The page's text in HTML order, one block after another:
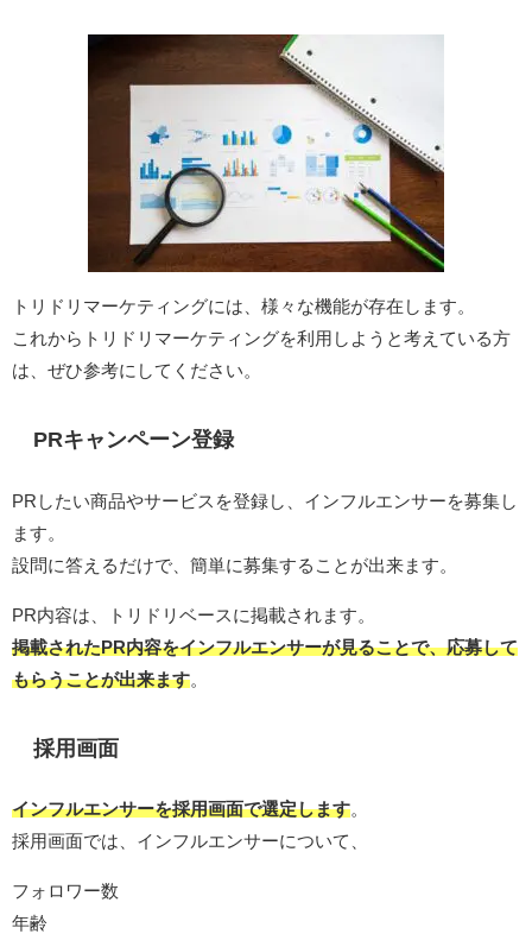
トリドリマーケティングには、様々な機能が存在します。
これからトリドリマーケティングを利用しようと考えている方
は、ぜひ参考にしてください。
PRキャンペーン登録
PRしたい商品やサービスを登録し、インフルエンサーを募集し
ます。
設問に答えるだけで、簡単に募集することが出来ます。
PR内容は、トリドリベースに掲載されます。
掲載されたPR内容をインフルエンサーが見ることで、応募して
もらうことが出来ます
採用画面
インフルエンサーを採用画面で選定します。
採用画面では、インフルエンサーについて、
フォロワー数
年齢